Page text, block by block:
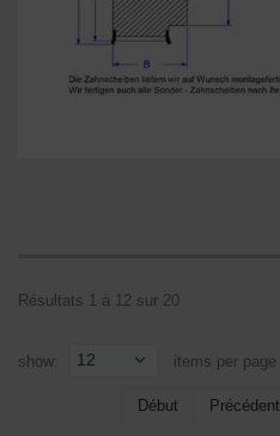
Résultats 1 à 12 sur 20
show: 12 items per page
Début Précédent